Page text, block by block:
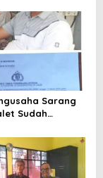
Sarang
Sudah
Polda Jambi
Penahanan